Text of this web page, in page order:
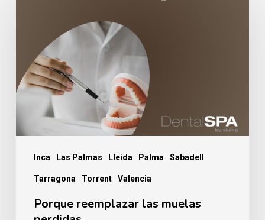
Inca Las Palmas Lleida Palma Sabadell
Tarragona Torrent Valencia
muelas
perdidas.
Porque reemplazar las muelas